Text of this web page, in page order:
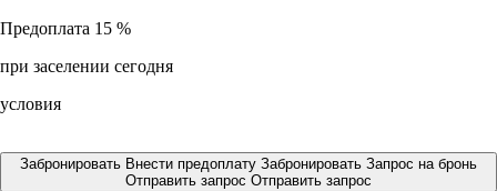
Предоплата 15 %
при заселении сегодня
условия
Забронировать Внести предоплату Забронировать Запрос на бронь
Отправить запрос Отправить запрос